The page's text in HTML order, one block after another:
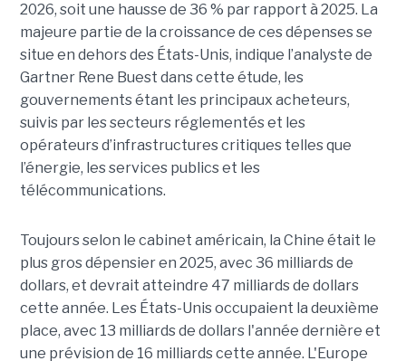
2026, soit une hausse de 36 % par rapport à 2025. La
majeure partie de la croissance de ces dépenses se
situe en dehors des États-Unis, indique l’analyste de
Gartner Rene Buest dans cette étude, les
gouvernements étant les principaux acheteurs,
suivis par les secteurs réglementés et les
opérateurs d’infrastructures critiques telles que
l’énergie, les services publics et les
télécommunications.
Toujours selon le cabinet américain, la Chine était le
plus gros dépensier en 2025, avec 36 milliards de
dollars, et devrait atteindre 47 milliards de dollars
cette année. Les États-Unis occupaient la deuxième
place, avec 13 milliards de dollars l'année dernière et
une prévision de 16 milliards cette année. L'Europe